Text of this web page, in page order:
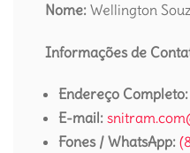
Nome: Wellington
Informações de
Endereço Completo:
E-mail:
Fones / WhatsApp: